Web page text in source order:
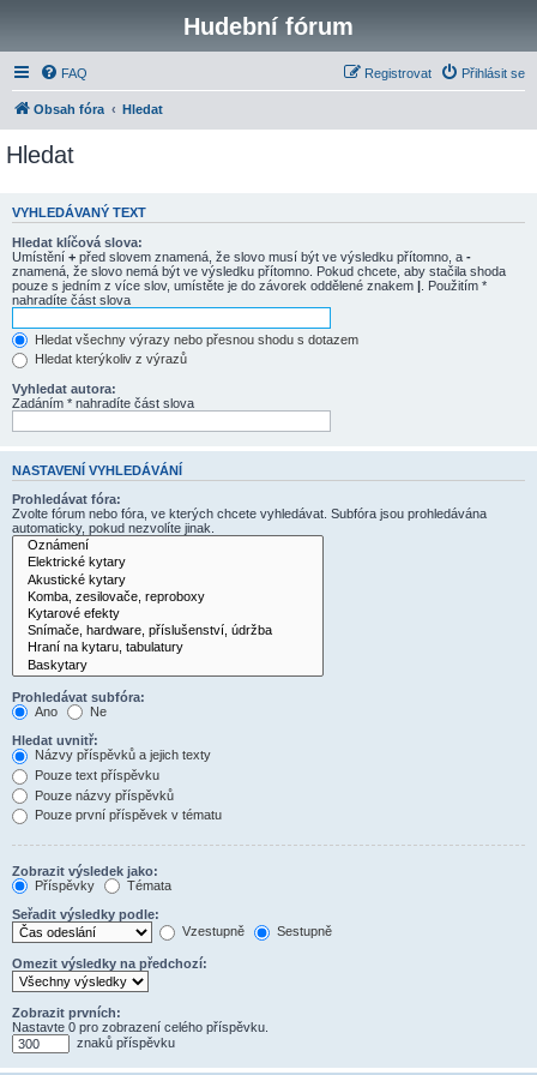
Hudební fórum
FAQ Přihlásit se
Registrovat
Obsah fóra Hledat
Hledat
VYHLEDÁVANÝ TEXT
Hledat klíčová slova:
Umístění + před slovem znamená, že slovo musí být ve výsledku přítomno, a -
znamená, že slovo nemá být ve výsledku přítomno. Pokud chcete, aby stačila shoda
pouze s jedním z více slov, umístěte je do závorek oddělené znakem | . Použitím *
nahradíte část slova
Hledat všechny výrazy nebo přesnou shodu s dotazem
Hledat kterýkoliv z výrazů
Vyhledat autora:
Zadáním * nahradíte část slova
NASTAVENÍ VYHLEDÁVÁNÍ
Prohledávat fóra:
Zvolte fórum nebo fóra, ve kterých chcete vyhledávat. Subfóra jsou prohledávána
automaticky, pokud nezvolíte jinak.
Prohledávat subfóra:
Ano
Ne
Hledat uvnitř:
Názvy příspěvků a jejich texty
Pouze text příspěvku
Pouze názvy příspěvků
Pouze první příspěvek v tématu
Zobrazit výsledek jako:
Příspěvky
Témata
Seřadit výsledky podle:
Vzestupně
Sestupně
Omezit výsledky na předchozí:
Zobrazit prvních:
Nastavte 0 pro zobrazení celého příspěvku.
znaků příspěvku